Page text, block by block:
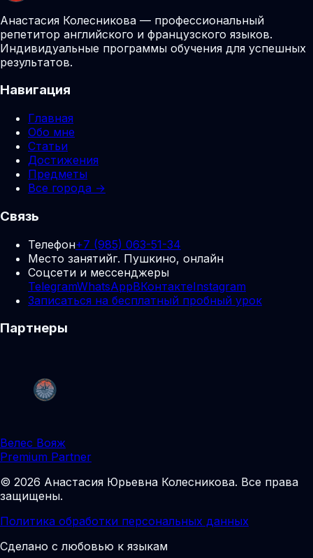
Анастасия Колесникова — профессиональный
репетитор английского и французского языков.
Индивидуальные программы обучения для успешных
результатов.
Навигация
Главная
Обо мне
Статьи
Достижения
Предметы
Все города →
Связь
Телефон+7 (985) 063-51-34
Место занятийг. Пушкино, онлайн
Соцсети и мессенджеры
TelegramWhatsAppВКонтактеInstagram
Записаться на бесплатный пробный урок
Партнеры
Велес Вояж
Premium Partner
© 2026 Анастасия Юрьевна Колесникова. Все права
защищены.
Политика обработки персональных данных
Сделано с любовью к языкам